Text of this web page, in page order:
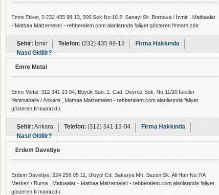
Emre Etiket, 0 232 435 98 13, 306.Sok.No:16 2. Sanayi Sit. Bornova / İzmir , Matbaalar
- Matbaa Malzemeleri - rehberalem.com alanlarında faliyet gösteren firmamızdır.
Şehir:İzmir Telefon:(232) 435 98-13
Firma Hakkında
Nasıl Gidilir?
Emre Metal
Emre Metal, 312 341 13 04, Büyük San. 1. Cad. Devrez Sok. No:11/20 İskitler
Yenimahalle / Ankara , Matbaa Malzemeleri - rehberalem.com alanlarında faliyet
gösteren firmamızdır.
Şehir:Ankara Telefon:(312) 341 13-04
Firma Hakkında
Nasıl Gidilir?
Erdem Davetiye
Erdem Davetiye, 224 256 05 11, Uluyol Cd. Sakarya Mh. Sezen Sk. Ali Han No:7/A
Merkez / Bursa , Matbaalar - Matbaa Malzemeleri - rehberalem.com alanlarında faliyet
gösteren firmamızdır.